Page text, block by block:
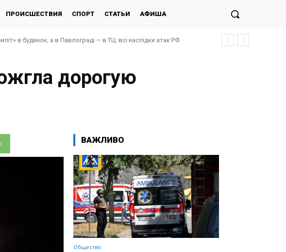
ПРОИСШЕСТВИЯ СПОРТ СТАТЬИ АФИША
в будинок, а в Павлограді — в ТЦ: всі наслідки атак РФ
у Харкові: багато постраждалих, під завалами люди
дорогую
ВАЖЛИВО
Общество